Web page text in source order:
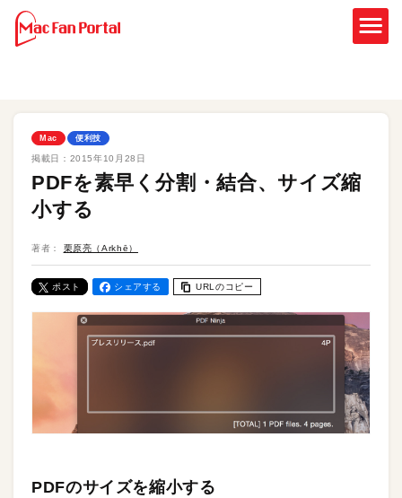
Mac 便利技
掲載日： 2015年10月28日
PDFを素早く分割・結合、サイズ縮
小する
著者： 栗原亮（Arkhē）
ポスト シェアする URLのコピー
PDFのサイズを縮小する